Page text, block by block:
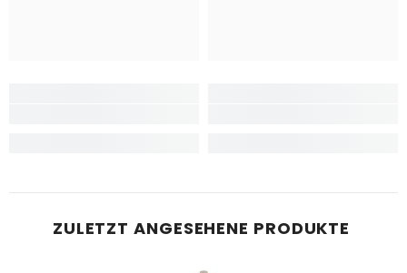
ZULETZT ANGESEHENE PRODUKTE